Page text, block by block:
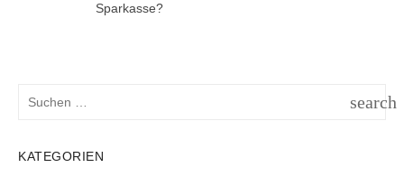
Sparkasse?
search
KATEGORIEN